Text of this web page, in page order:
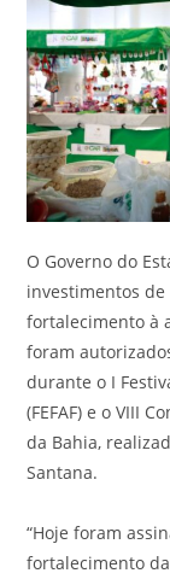
O Governo do
investimentos de
fortalecimento à
foram
durante o I
(FEFAF) e o VIII
da Bahia,
Santana.
“Hoje foram
fortalecimento